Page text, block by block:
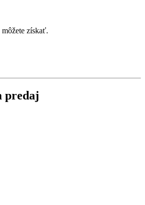
získať.
predaj